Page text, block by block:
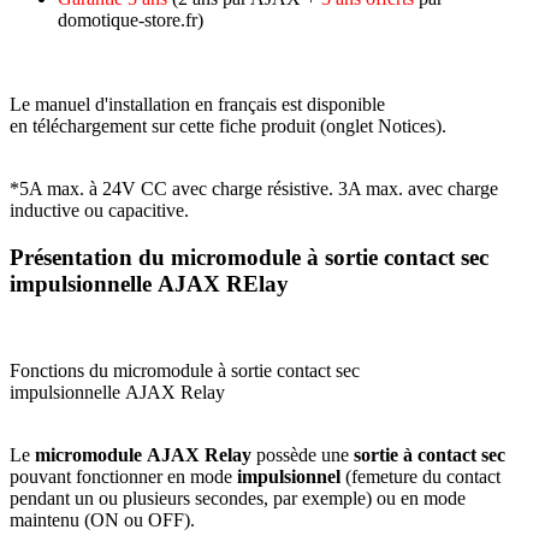
domotique-store.fr)
Le manuel d'installation en français est disponible
en téléchargement sur cette fiche produit (onglet Notices).
*5A max. à 24V CC avec charge résistive. 3A max. avec charge
inductive ou capacitive.
Présentation du micromodule à sortie contact sec
impulsionnelle AJAX RElay
Fonctions du micromodule à sortie contact sec
impulsionnelle AJAX Relay
Le micromodule AJAX Relay possède une sortie à contact sec
pouvant fonctionner en mode impulsionnel (femeture du contact
pendant un ou plusieurs secondes, par exemple) ou en mode
maintenu (ON ou OFF).